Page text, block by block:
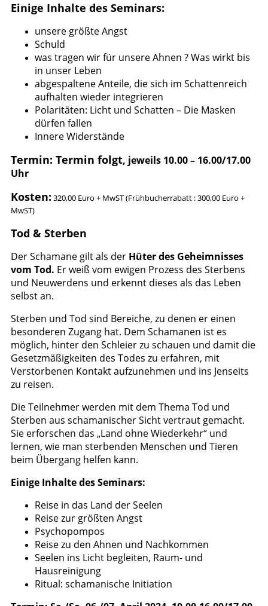
Einige Inhalte des Seminars:
unsere größte Angst
Schuld
was tragen wir für unsere Ahnen ? Was wirkt bis
in unser Leben
abgespaltene Anteile, die sich im Schattenreich
aufhalten wieder integrieren
Polaritäten: Licht und Schatten – Die Masken
dürfen fallen
Innere Widerstände
Termin: Termin folgt, jeweils 10.00 – 16.00/17.00
Uhr
Kosten: 320,00 Euro + MwST (Frühbucherrabatt : 300,00 Euro +
MwST)
Tod & Sterben
Der Schamane gilt als der Hüter des Geheimnisses
vom Tod. Er weiß vom ewigen Prozess des Sterbens
und Neuwerdens und erkennt dieses als das Leben
selbst an.
Sterben und Tod sind Bereiche, zu denen er einen
besonderen Zugang hat. Dem Schamanen ist es
möglich, hinter den Schleier zu schauen und damit die
Gesetzmäßigkeiten des Todes zu erfahren, mit
Verstorbenen Kontakt aufzunehmen und ins Jenseits
zu reisen.
Die Teilnehmer werden mit dem Thema Tod und
Sterben aus schamanischer Sicht vertraut gemacht.
Sie erforschen das „Land ohne Wiederkehr“ und
lernen, wie man sterbenden Menschen und Tieren
beim Übergang helfen kann.
Einige Inhalte des Seminars:
Reise in das Land der Seelen
Reise zur größten Angst
Psychopompos
Reise zu den Ahnen und Nachkommen
Seelen ins Licht begleiten, Raum- und
Hausreinigung
Ritual: schamanische Initiation